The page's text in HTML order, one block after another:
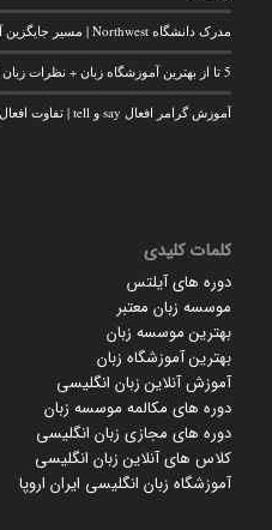
مدرک دانشگاه Northwest | مسیر جایگزین آیلتس
5 تا از بهترین آموزشگاه زبان + نظرات زبان آموزان | بهترین موسسه زبان در تهران
آموزش گرامر افعال say و tell | تفاوت افعال say و tell
کلمات کلیدی
دوره های آیلتس
موسسه زبان معتبر
بهترین موسسه زبان
بهترین آموزشگاه زبان
آموزش آنلاین زبان انگلیسی
دوره های مکالمه موسسه زبان
دوره های مجازی زبان انگلیسی
کلاس های آنلاین زبان انگلیسی
آموزشگاه زبان انگلیسی ایران اروپا